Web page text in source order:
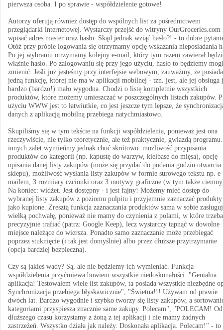
pierwsza osoba. I po sprawie - współdzielenie gotowe!
Autorzy oferują również dostęp do wspólnych list za pośrednictwem
przeglądarki internetowej. Wystarczy przejść do witryny OurGroceries.com
wpisać adres master oraz hasło. Skąd jednak wziąć hasło?! - to dobre
Otóż przy próbie logowania się otrzymamy opcję wskazania nieposiadania
Po jej wybraniu otrzymamy kolejny e-mail, który tym razem zawierał
właśnie hasło. Po zalogowaniu się przy jego użyciu, hasło to będziemy
zmienić. Jeśli już jesteśmy przy interfejsie webowym, zauważmy, że
jedną funkcję, której nie ma w aplikacji mobilnej - tzn. jest, ale jej obsługa
bardzo (bardzo!) mało wygodna. Chodzi o listę kompletnie wszystkich
produktów, które możemy umieszczać w poszczególnych listach zakupów.
użyciu WWW jest to łatwiutkie, co jest jeszcze tym lepsze, że
danych z aplikacją mobilną przebiega natychmiastowo.
Skupiliśmy się w tym tekście na funkcji współdzielenia, ponieważ jest ona
rzeczywiście, nie tylko teoretycznie, ale też praktycznie, gwiazdą
innych zalet wymieńmy jednak choć skrótowo: możliwość przypisania
produktów do kategorii (np. kapustę do warzyw, kiełbasę do mięsa), opcję
opisania danej listy zakupów (może się przydać do podania godzin otwarcia
sklepu), możliwość wysłania listy zakupów w formie surowego tekstu np. e-
mailem, 3 rozmiary czcionki oraz 3 motywy graficzne (w tym także
Na koniec: widżet. Jest dostępny - i jest fajny! Możemy mieć dostęp do
wybranej listy zakupów z poziomu pulpitu i przyjemnie zaznaczać produkty
jako kupione. Zresztą funkcja zaznaczania produktów sama w sobie
wielką pochwałę, ponieważ nie mamy do czynienia z polami, w które trzeba
precyzyjnie trafiać (patrz: Google Keep), lecz wystarczy tapnąć w dowolne
miejsce należące do wiersza. Ponadto samo zaznaczanie może przebiegać
poprzez stuknięcie (i tak jest domyślnie) albo przez dłuższe przytrzymanie
(opcja bardziej bezpieczna).
Czy są jakieś wady? Są, ale nie będziemy ich wymieniać. Funkcja
współdzielenia przyćmiewa bowiem wszystkie niedoskonałości. "Genialna
aplikacja! Testowałem wiele list zakupów, ta posiada wszystkie niezbędne
Synchronizacja przebiega błyskawicznie", "Świetna!!! Używam od prawie
dwóch lat. Bardzo wygodnie i szybko tworzy się listy zakupów, a
kategoriami przyspiesza znacznie same zakupy. Polecam", "POLECAM! Od
dłuższego czasu korzystamy z żoną z tej aplikacji i nie mamy żadnych
zastrzeżeń. Wszystko działa jak należy. Doskonała aplikacja. Polecam!" - to